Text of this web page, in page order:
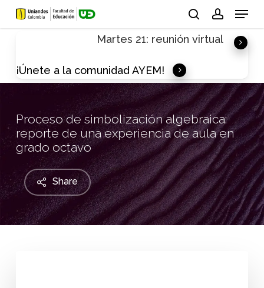
Skip
Menu
Martes 21: reunión virtual
¡Únete a la comunidad AYEM!
Proceso de simbolización algebraica:
reporte de una experiencia de aula en
grado octavo
Share